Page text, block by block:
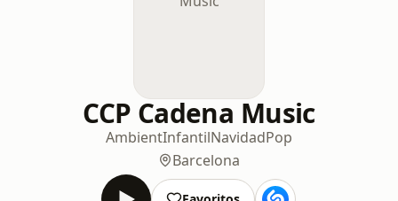
CCP Cadena Music
AmbientInfantilNavidadPop
Barcelona